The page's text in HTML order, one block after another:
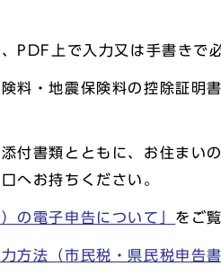
PDF上で入力又は手書きで
料・地震保険料の控除証明
付書類とともに、お住まい
へお持ちください。
の電子申告について」 をご
方法（市民税・県民税申告